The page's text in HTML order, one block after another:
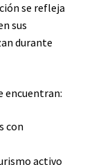
se refleja
sus
durante
encuentran:
con
activo